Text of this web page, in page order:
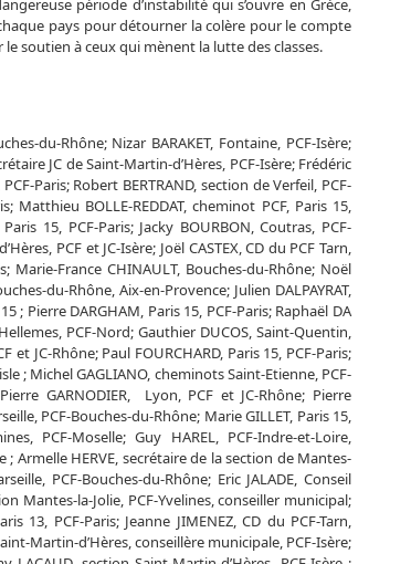
période d’instabilité qui s’ouvre en Grèce,
pays pour détourner la colère pour le compte
soutien à ceux qui mènent la lutte des classes.
du-Rhône; Nizar BARAKET, Fontaine, PCF-Isère;
JC de Saint-Martin-d’Hères, PCF-Isère; Frédéric
Paris; Robert BERTRAND, section de Verfeil, PCF-
Matthieu BOLLE-REDDAT, cheminot PCF, Paris 15,
15, PCF-Paris; Jacky BOURBON, Coutras, PCF-
PCF et JC-Isère; Joël CASTEX, CD du PCF Tarn,
Marie-France CHINAULT, Bouches-du-Rhône; Noël
du-Rhône, Aix-en-Provence; Julien DALPAYRAT,
; Pierre DARGHAM, Paris 15, PCF-Paris; Raphaël DA
PCF-Nord; Gauthier DUCOS, Saint-Quentin,
et JC-Rhône; Paul FOURCHARD, Paris 15, PCF-Paris;
; Michel GAGLIANO, cheminots Saint-Etienne, PCF-
GARNODIER, Lyon, PCF et JC-Rhône; Pierre
PCF-Bouches-du-Rhône; Marie GILLET, Paris 15,
PCF-Moselle; Guy HAREL, PCF-Indre-et-Loire,
Armelle HERVE, secrétaire de la section de Mantes-
PCF-Bouches-du-Rhône; Eric JALADE, Conseil
Mantes-la-Jolie, PCF-Yvelines, conseiller municipal;
13, PCF-Paris; Jeanne JIMENEZ, CD du PCF-Tarn,
Martin-d’Hères, conseillère municipale, PCF-Isère;